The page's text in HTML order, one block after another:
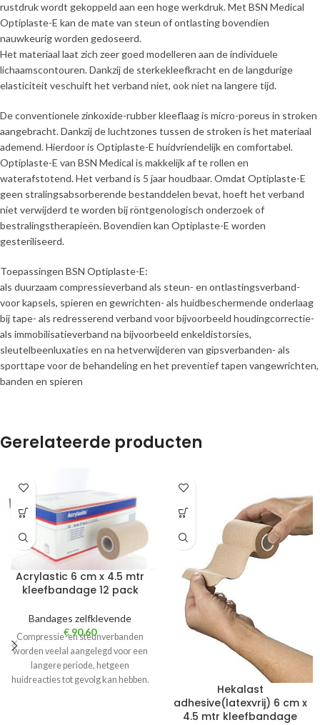
rustdruk wordt gekoppeld aan een hoge werkdruk. Met BSN Medical
Optiplaste-E kan de mate van steun of ontlasting bovendien
nauwkeurig worden gedoseerd.
Het materiaal laat zich zeer goed modelleren aan de individuele
lichaamscontouren. Dankzij de sterkekleefkracht en de langdurige
elasticiteit veschuift het verband niet, ook niet na langere tijd.
De conventionele zinkoxide-rubber kleeflaag is micro-poreus in stroken
aangebracht. Dankzij de luchtzones tussen de stroken is het materiaal
ademend. Hierdoor is Optiplaste-E huidvriendelijk en comfortabel.
Optiplaste-E van BSN Medical is makkelijk af te rollen en
waterafstotend. Het verband is 5 jaar houdbaar. Omdat Optiplaste-E
geen stralingsabsorberende bestanddelen bevat, hoeft het verband
niet verwijderd te worden bij röntgenologisch onderzoek of
bestralingstherapieën. Bovendien kan Optiplaste-E worden
gesteriliseerd.
Toepassingen BSN Optiplaste-E:
als duurzaam compressieverband als steun- en ontlastingsverband-
voor kapsels, spieren en gewrichten- als huidbeschermende onderlaag
bij tape- als redresserend verband voor bijvoorbeeld houdingcorrectie-
als immobilisatieverband na bijvoorbeeld enkeldistorsies,
sleutelbeenluxaties en na hetverwijderen van gipsverbanden- als
sporttape voor de behandeling en het preventief tapen vangewrichten,
banden en spieren
Gerelateerde producten
Acrylastic 6 cm x 4.5 mtr
kleefbandage 12 pack
Bandages zelfklevende
€ 90,60
Compressie-en steunverbanden
worden veelal aangelegd voor een
langere periode, hetgeen
huidreacties tot gevolg kan hebben.
Hekalast
adhesive(latexvrij) 6 cm x
4.5 mtr kleefbandage